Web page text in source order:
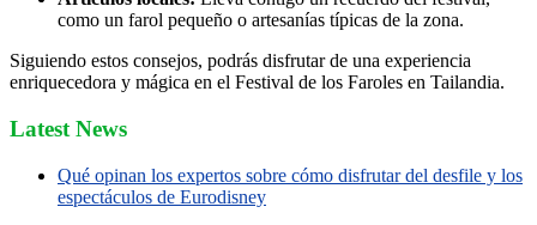
como un farol pequeño o artesanías típicas de la zona.
Siguiendo estos consejos, podrás disfrutar de una experiencia
enriquecedora y mágica en el Festival de los Faroles en Tailandia.
Latest News
Qué opinan los expertos sobre cómo disfrutar del desfile y los
espectáculos de Eurodisney